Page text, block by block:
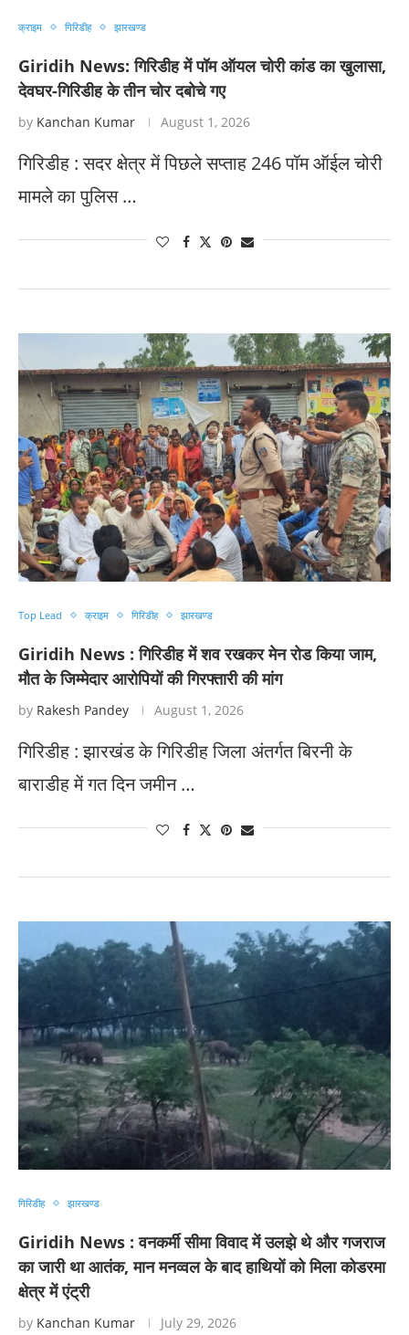
क्राइम गिरिडीह झारखण्ड
Giridih News: गिरिडीह में पॉम ऑयल चोरी कांड का खुलासा,
देवघर-गिरिडीह के तीन चोर दबोचे गए
by Kanchan Kumar August 1, 2026
गिरिडीह : सदर क्षेत्र में पिछले सप्ताह 246 पॉम ऑईल चोरी
मामले का पुलिस …
Top Lead क्राइम गिरिडीह झारखण्ड
Giridih News : गिरिडीह में शव रखकर मेन रोड किया जाम,
मौत के जिम्मेदार आरोपियों की गिरफ्तारी की मांग
by Rakesh Pandey August 1, 2026
गिरिडीह : झारखंड के गिरिडीह जिला अंतर्गत बिरनी के
बाराडीह में गत दिन जमीन …
गिरिडीह झारखण्ड
Giridih News : वनकर्मी सीमा विवाद में उलझे थे और गजराज
का जारी था आतंक, मान मनव्वल के बाद हाथियों को मिला कोडरमा
क्षेत्र में एंट्री
by Kanchan Kumar July 29, 2026